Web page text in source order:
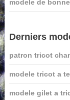
modele de
Derniers
patron tricot
modele tricot a
modele gilet a